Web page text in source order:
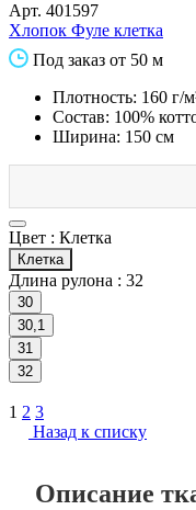
Арт. 401597
Хлопок Фуле клетка
Под заказ от 50 м
Плотность: 160 г/
Состав: 100%
Ширина: 150 см
Цвет : Клетка
Клетка
Длина рулона : 32
30
30,1
31
32
1 2 3
Назад к списку
Описание